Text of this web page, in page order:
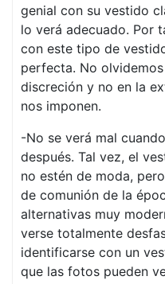
genial con su vestido
lo verá adecuado. Por
con este tipo de
perfecta. No
discreción y no en la
nos imponen.
-No se verá mal
después. Tal vez, el
no estén de moda,
de comunión de la
alternativas muy
verse totalmente
identificarse con un
que las fotos pueden